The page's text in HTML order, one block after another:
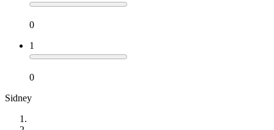
0
1
0
Sidney